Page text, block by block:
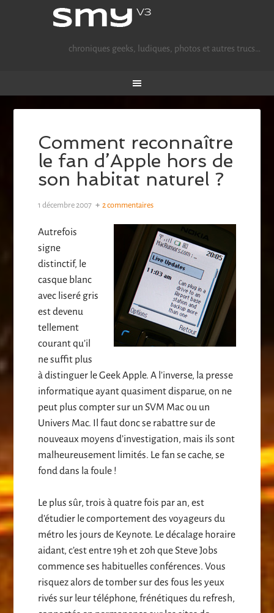
chroniques geeks, ludiques, photos et autres trucs…
Comment reconnaître
le fan d’Apple hors de
son habitat naturel ?
1 décembre 2007 2 commentaires
Autrefois
signe
distinctif, le
casque blanc
avec liseré gris
est devenu
tellement
courant qu’il
ne suffit plus
à distinguer le Geek Apple. A l’inverse, la presse
informatique ayant quasiment disparue, on ne
peut plus compter sur un SVM Mac ou un
Univers Mac. Il faut donc se rabattre sur de
nouveaux moyens d’investigation, mais ils sont
malheureusement limités. Le fan se cache, se
fond dans la foule !
Le plus sûr, trois à quatre fois par an, est
d’étudier le comportement des voyageurs du
métro les jours de Keynote. Le décalage horaire
aidant, c’est entre 19h et 20h que Steve Jobs
commence ses habituelles conférences. Vous
risquez alors de tomber sur des fous les yeux
rivés sur leur téléphone, frénétiques du refresh,